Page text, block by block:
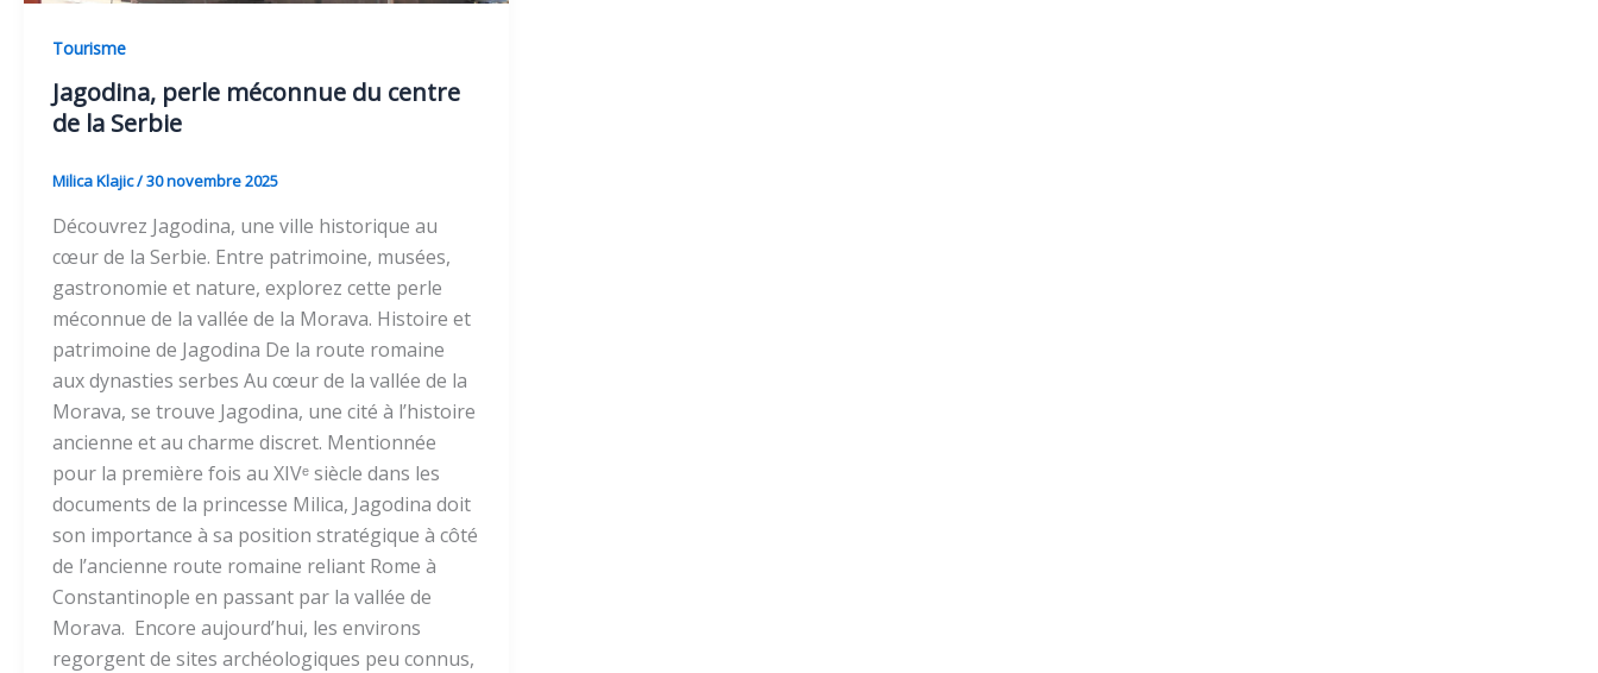
Tourisme
Jagodina, perle méconnue du centre
de la Serbie
Milica Klajic/30 novembre 2025
Découvrez Jagodina, une ville historique au
cœur de la Serbie. Entre patrimoine, musées,
gastronomie et nature, explorez cette perle
méconnue de la vallée de la Morava. Histoire et
patrimoine de Jagodina De la route romaine
aux dynasties serbes Au cœur de la vallée de la
Morava, se trouve Jagodina, une cité à l’histoire
ancienne et au charme discret. Mentionnée
pour la première fois au XIVᵉ siècle dans les
documents de la princesse Milica, Jagodina doit
son importance à sa position stratégique à côté
de l’ancienne route romaine reliant Rome à
Constantinople en passant par la vallée de
Morava. Encore aujourd’hui, les environs
regorgent de sites archéologiques peu connus,